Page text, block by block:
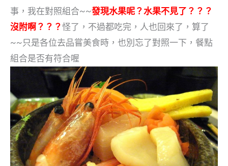
事，我在對照組合~~發現水果呢？水果不見了？？？
沒附啊？？？怪了，不過都吃完，人也回來了，算了
~~只是各位去品嘗美食時，也別忘了對照一下，餐點
組合是否有符合喔